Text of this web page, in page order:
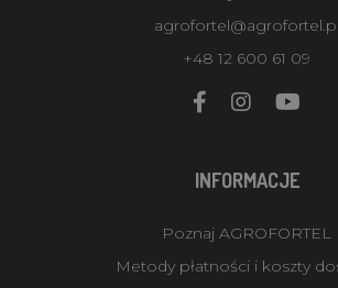
agrofortel@agrofortel.pl
+48 12 600 61 09
INFORMACJE
Poznaj AGROFORTEL
Metody płatności i koszty